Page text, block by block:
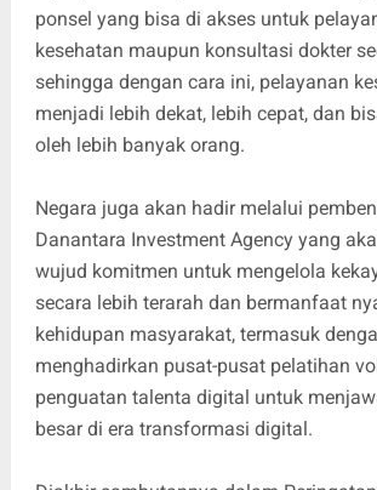
ponsel yang bisa di akses untuk
kesehatan maupun konsultasi dokter
sehingga dengan cara ini, pelayanan
menjadi lebih dekat, lebih cepat, dan
oleh lebih banyak orang.
Negara juga akan hadir melalui
Danantara Investment Agency yang
wujud komitmen untuk mengelola
secara lebih terarah dan bermanfaat
kehidupan masyarakat, termasuk
menghadirkan pusat-pusat pelatihan
penguatan talenta digital untuk
besar di era transformasi digital.